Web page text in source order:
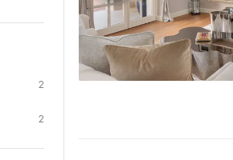
2
2